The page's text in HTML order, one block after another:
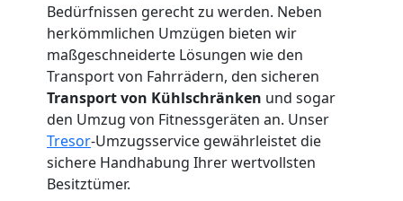
Bedürfnissen gerecht zu werden. Neben
herkömmlichen Umzügen bieten wir
maßgeschneiderte Lösungen wie den
Transport von Fahrrädern, den sicheren
Transport von Kühlschränken und sogar
den Umzug von Fitnessgeräten an. Unser
Tresor-Umzugsservice gewährleistet die
sichere Handhabung Ihrer wertvollsten
Besitztümer.
Umzug
Wolfsberg
Umzug